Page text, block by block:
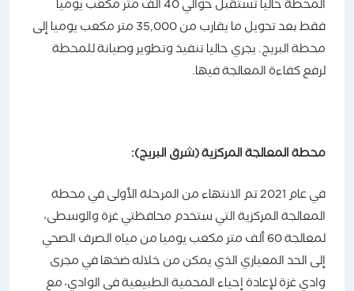
المحطة حاليا تستقبل حوالي 40 ألف متر مكعب يوميا
فقط بعد تحويل ما يقارب من 35,000 متر مكعب يوميا إلى
محطة البريج. يجري حاليا تنفيذ وتطوير وصيانة للمحطة
لرفع كفاءة المعالجة فيها.
محطة المعالجة المركزية (شرق البريج):
في عام 2021 تم الانتهاء من المرحلة الأولى في محطة
المعالجة المركزية التي ستخدم محافظتي غزة والوسطى،
لمعالجة 60 ألف متر مكعب يوميا من مياه الصرف الصحي
إلى الحد المعياري الذي يمكن من خلاله ضخها في مجرى
وادي غزة لإعادة إحياء المحمية الطبيعية في الوادي، مع